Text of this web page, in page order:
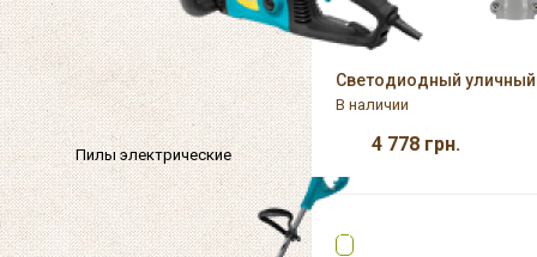
Пилы электрические
Светодиодный уличный
В наличии
4 778 грн.